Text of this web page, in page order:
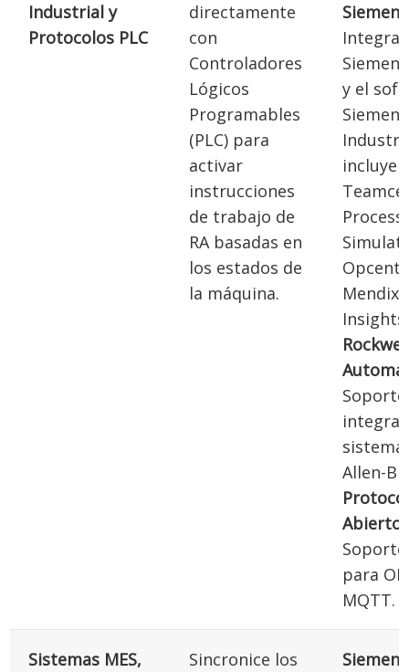
Industrial y
Protocolos PLC
directamente
con
Controladores
Lógicos
Programables
(PLC) para
activar
instrucciones
de trabajo de
RA basadas en
los estados de
la máquina.
y el
Process
Mendix
Soporte
Allen-
para
MQTT.
Sistemas MES,
Sincronice los